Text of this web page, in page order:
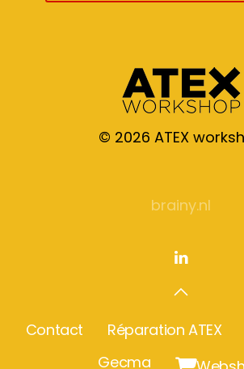
© 2026 ATEX
brainy.nl
Contact Réparation ATEX
Gecma